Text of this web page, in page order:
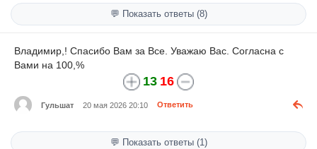
💬 Показать ответы (8)
Владимир,! Спасибо Вам за Все. Уважаю Вас. Согласна с
Вами на 100,%
13 16
Гульшат 20 мая 2026 20:10 Ответить
💬 Показать ответы (1)